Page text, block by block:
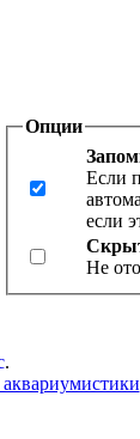
Опции
Если
если
Не
.